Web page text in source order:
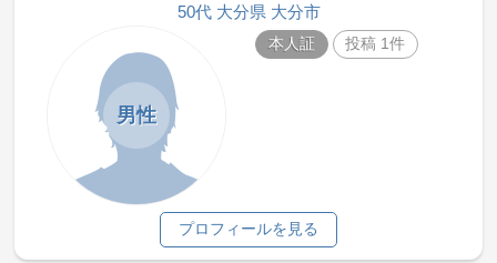
50代 大分県 大分市
男性
本人証 投稿 1件
プロフィールを見る